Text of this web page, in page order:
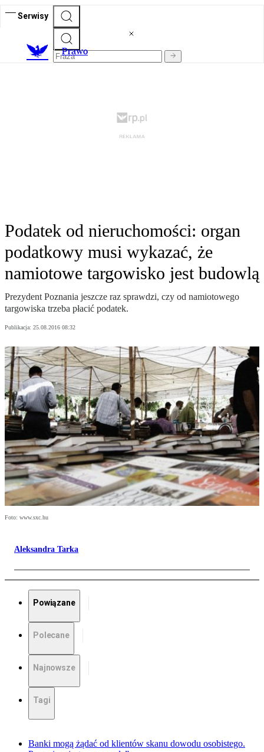
Serwisy
Prawo
Podatek od nieruchomości: organ
podatkowy musi wykazać, że
namiotowe targowisko jest budowlą
Prezydent Poznania jeszcze raz sprawdzi, czy od namiotowego
targowiska trzeba płacić podatek.
Publikacja: 25.08.2016 08:32
Foto: www.sxc.hu
Aleksandra Tarka
Powiązane
Polecane
Najnowsze
Tagi
Banki mogą żądać od klientów skanu dowodu osobistego.